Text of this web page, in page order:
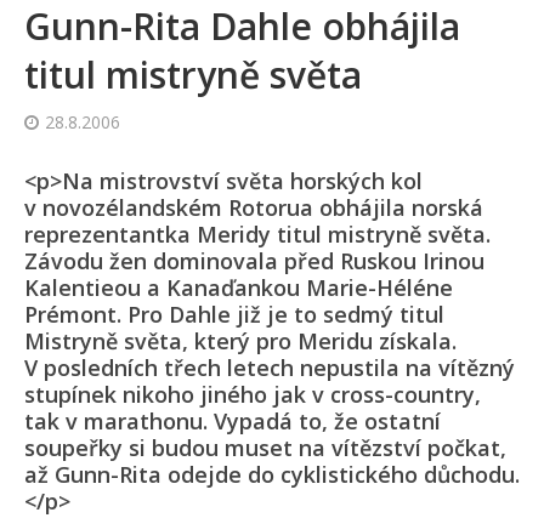
Gunn-Rita Dahle obhájila
titul mistryně světa
28.8.2006
<p>Na mistrovství světa horských kol
v novozélandském Rotorua obhájila norská
reprezentantka Meridy titul mistryně světa.
Závodu žen dominovala před Ruskou Irinou
Kalentieou a Kanaďankou Marie-Héléne
Prémont. Pro Dahle již je to sedmý titul
Mistryně světa, který pro Meridu získala.
V posledních třech letech nepustila na vítězný
stupínek nikoho jiného jak v cross-country,
tak v marathonu. Vypadá to, že ostatní
soupeřky si budou muset na vítězství počkat,
až Gunn-Rita odejde do cyklistického důchodu.
</p>